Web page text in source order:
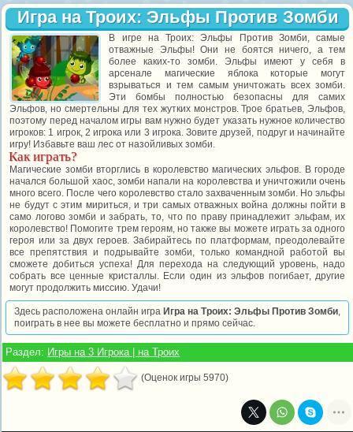
Игра на Троих: Эльфы Против Зомби
В игре на Троих: Эльфы Против Зомби, самые
отважные Эльфы! Они не боятся ничего, а тем
более каких-то зомби. Эльфы имеют у себя в
арсенале магические яблока которые могут
взрываться и тем самым уничтожать всех зомби.
Эти бомбы полностью безопасны для самих
Эльфов, но смертельны для тех жутких монстров. Трое братьев, Эльфов,
поэтому перед началом игры вам нужно будет указать нужное количество
игроков: 1 игрок, 2 игрока или 3 игрока. Зовите друзей, подруг и начинайте
игру! Избавьте ваш лес от назойливых зомби.
Как играть?
Магические зомби вторглись в королевство магических эльфов. В городе
начался большой хаос, зомби напали на королевства и уничтожили очень
много всего. После чего королевство стало захваченным зомби. Но эльфы
не будут с этим мириться, и три самых отважных война должны пойти в
само логово зомби и забрать, то, что по праву принадлежит эльфам, их
королевство! Помогите трем героям, но также вы можете играть за одного
героя или за двух героев. Забирайтесь по платформам, преодолевайте
все препятствия и подрывайте зомби, только командной работой вы
сможете добиться успеха! Для перехода на следующий уровень, надо
собрать все ценные кристаллы. Если один из эльфов погибает, другие
могут продолжить миссию. Удачи!
Здесь расположена онлайн игра Игра на Троих: Эльфы Против Зомби,
поиграть в нее вы можете бесплатно и прямо сейчас.
Раздел: Игры на 3 Игрока | на Троих
(Оценок игры 5970)